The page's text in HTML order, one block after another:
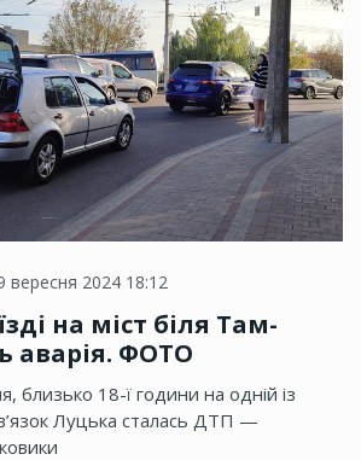
вересня 2024 18:12
на міст біля Там-
аварія. ФОТО
близько 18-ї години на одній із
Луцька сталась ДТП —